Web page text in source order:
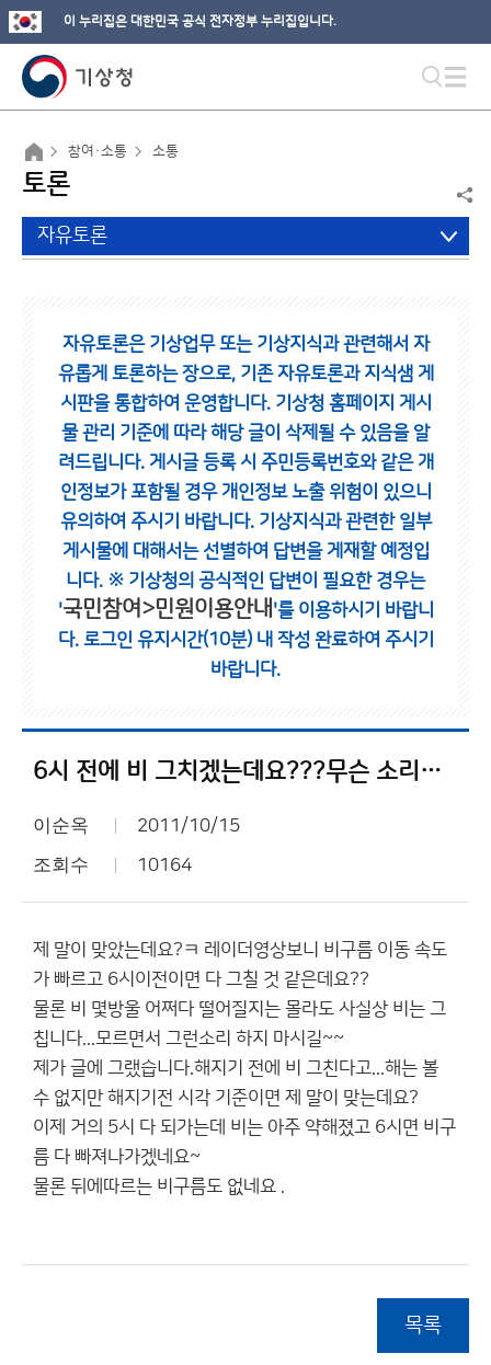
이 누리집은 대한민국 공식 전자정부 누리집입니다.
참여·소통 소통
토론
자유토론
자유토론은 기상업무 또는 기상지식과 관련해서 자
유롭게 토론하는 장으로, 기존 자유토론과 지식샘 게
시판을 통합하여 운영합니다. 기상청 홈페이지 게시
물 관리 기준에 따라 해당 글이 삭제될 수 있음을 알
려드립니다. 게시글 등록 시 주민등록번호와 같은 개
인정보가 포함될 경우 개인정보 노출 위험이 있으니
유의하여 주시기 바랍니다. 기상지식과 관련한 일부
게시물에 대해서는 선별하여 답변을 게재할 예정입
니다. ※ 기상청의 공식적인 답변이 필요한 경우는
'국민참여>민원이용안내 '를 이용하시기 바랍니
다. 로그인 유지시간(10분) 내 작성 완료하여 주시기
바랍니다.
6시 전에 비 그치겠는데요???무슨 소리임??ㅋㅋ
이순옥 2011/10/15
조회수 10164
제 말이 맞았는데요?ㅋ 레이더영상보니 비구름 이동 속도
가 빠르고 6시이전이면 다 그칠 것 같은데요??
물론 비 몇방울 어쩌다 떨어질지는 몰라도 사실상 비는 그
칩니다...모르면서 그런소리 하지 마시길~~
제가 글에 그랬습니다.해지기 전에 비 그친다고...해는 볼
수 없지만 해지기전 시각 기준이면 제 말이 맞는데요?
이제 거의 5시 다 되가는데 비는 아주 약해졌고 6시면 비구
름 다 빠져나가겠네요~
물론 뒤에따르는 비구름도 없네요 .
목록